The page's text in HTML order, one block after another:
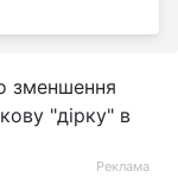
зменшення
"дірку" в
Реклама